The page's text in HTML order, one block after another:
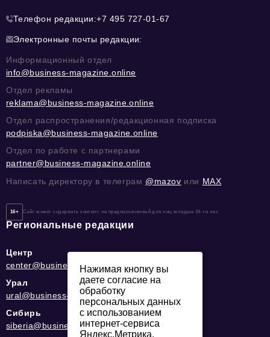
Телефон редакции:+7 495 727-01-67
Электронные почты редакции:
Информационный отдел
info@business-magazine.online
Отдел рекламы
reklama@business-magazine.online
Отдел распространения/редакционная подписка
podpiska@business-magazine.online
Отдел по работе с партнерами
partner@business-magazine.online
Написать директору в телеграм @mazov или MAX
16+ Сайт может содержать контент, не предназначенный для лиц младше 16-ти лет.
Региональные редакции
Центр
center@business-magazine.online
Урал
ural@business-magazine.online
Сибирь
siberia@business-magazine.online
Нажимая кнопку вы
даете согласие на
обработку
персональных данных
с использованием
интернет-сервиса
Яндекс.Метрика,